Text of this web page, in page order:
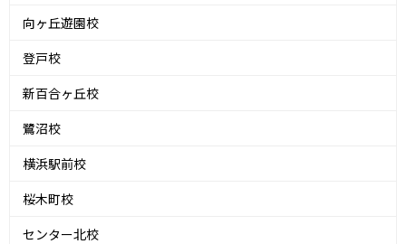
向ヶ丘遊園校
登戸校
新百合ヶ丘校
鷺沼校
横浜駅前校
桜木町校
センター北校